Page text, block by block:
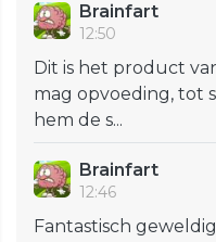
Brainfart
12:50
Dit is het product
mag opvoeding, tot
hem de s...
Brainfart
12:46
Fantastisch